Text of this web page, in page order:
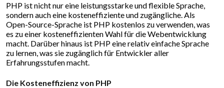
PHP ist nicht nur eine leistungsstarke und flexible Sprache,
sondern auch eine kosteneffiziente und zugängliche. Als
Open-Source-Sprache ist PHP kostenlos zu verwenden, was
es zu einer kosteneffizienten Wahl für die Webentwicklung
macht. Darüber hinaus ist PHP eine relativ einfache Sprache
zu lernen, was sie zugänglich für Entwickler aller
Erfahrungsstufen macht.
Die Kosteneffizienz von PHP